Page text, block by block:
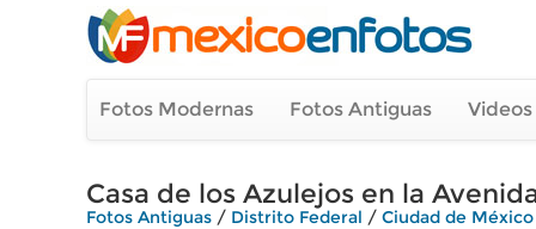
Fotos Modernas Fotos Antiguas
Casa de los Azulejos en la
Fotos Antiguas / Distrito Federal / Ciudad de México